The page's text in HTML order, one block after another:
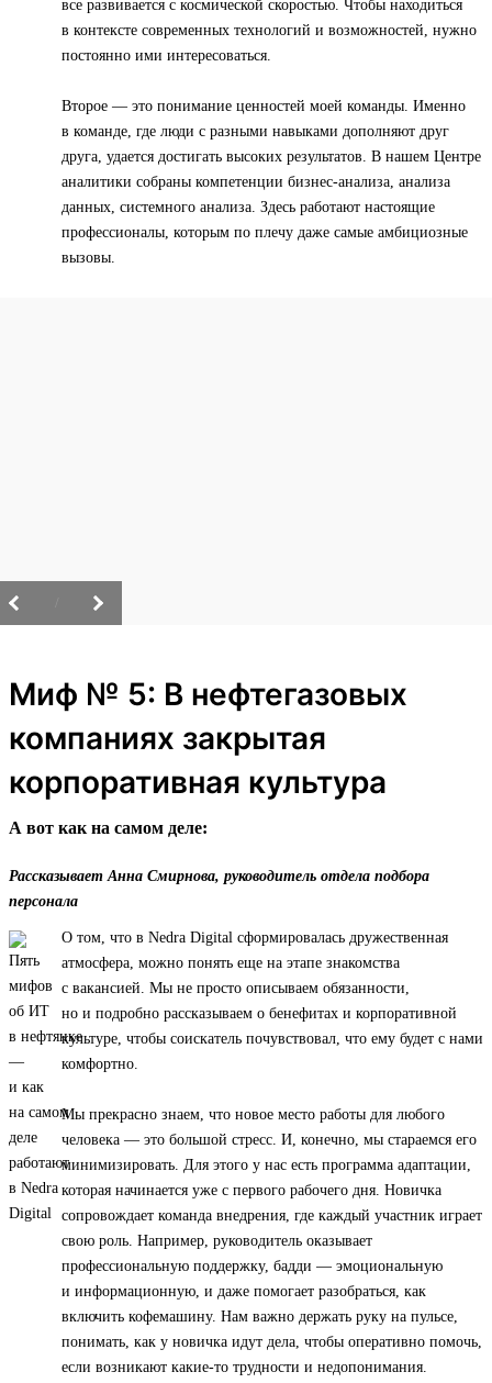
все развивается с космической скоростью. Чтобы находиться
в контексте современных технологий и возможностей, нужно
постоянно ими интересоваться.
Второе — это понимание ценностей моей команды. Именно
в команде, где люди с разными навыками дополняют друг
друга, удается достигать высоких результатов. В нашем Центре
аналитики собраны компетенции бизнес-анализа, анализа
данных, системного анализа. Здесь работают настоящие
профессионалы, которым по плечу даже самые амбициозные
вызовы.
Миф № 5: В нефтегазовых
компаниях закрытая
корпоративная культура
А вот как на самом деле:
Рассказывает Анна Смирнова, руководитель отдела подбора
персонала
О том, что в Nedra Digital сформировалась дружественная
атмосфера, можно понять еще на этапе знакомства
с вакансией. Мы не просто описываем обязанности,
но и подробно рассказываем о бенефитах и корпоративной
культуре, чтобы соискатель почувствовал, что ему будет с нами
комфортно.
Мы прекрасно знаем, что новое место работы для любого
человека — это большой стресс. И, конечно, мы стараемся его
минимизировать. Для этого у нас есть программа адаптации,
которая начинается уже с первого рабочего дня. Новичка
сопровождает команда внедрения, где каждый участник играет
свою роль. Например, руководитель оказывает
профессиональную поддержку, бадди — эмоциональную
и информационную, и даже помогает разобраться, как
включить кофемашину. Нам важно держать руку на пульсе,
понимать, как у новичка идут дела, чтобы оперативно помочь,
если возникают какие-то трудности и недопонимания.